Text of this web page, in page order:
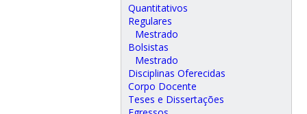
Quantitativos
Regulares
Mestrado
Bolsistas
Mestrado
Disciplinas Oferecidas
Corpo Docente
Teses e Dissertações